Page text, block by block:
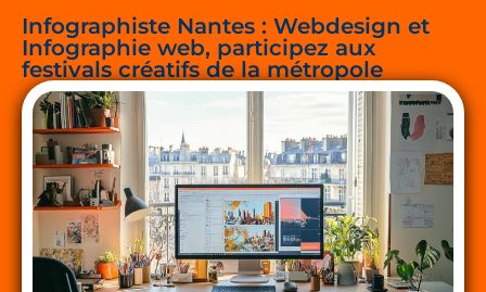
Infographiste Nantes : Webdesign et
Infographie web, participez aux
festivals créatifs de la métropole